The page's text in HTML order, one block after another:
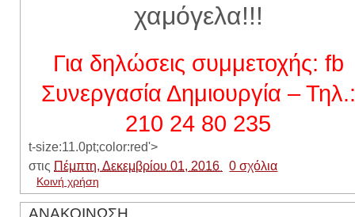
χαμόγελα!!!
Για δηλώσεις συμμετοχής: fb
Συνεργασία Δημιουργία – Τηλ.:
210 24 80 235
t-size:11.0pt;color:red'>
στις Πέμπτη, Δεκεμβρίου 01, 2016 0 σχόλια
Κοινή χρήση
ΑΝΑΚΟΙΝΩΣΗ